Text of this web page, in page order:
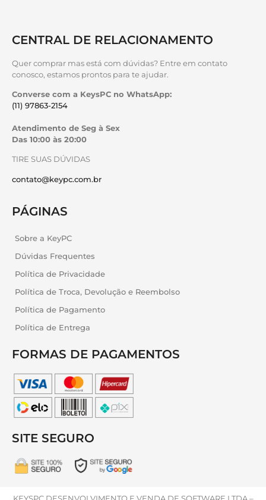
CENTRAL DE RELACIONAMENTO
Quer comprar mas está com dúvidas? Entre em contato
conosco, estamos prontos para te ajudar.
Converse com a KeysPC no WhatsApp:
(11) 97863-2154
Atendimento de Seg à Sex
Das 10:00 às 20:00
TIRE SUAS DÚVIDAS
contato@keypc.com.br
PÁGINAS
Sobre a KeyPC
Dúvidas Frequentes
Política de Privacidade
Política de Troca, Devolução e Reembolso
Política de Pagamento
Política de Entrega
FORMAS DE PAGAMENTOS
SITE SEGURO